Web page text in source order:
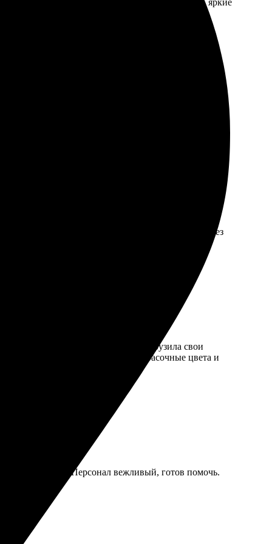
Качество печати на высшем уровне, яркие
и быстро. Получил готовые футболки через
на сайте, потом оформила заказ. Доставили через
выбрала нужный размер и загрузила свои
удовлетворена качеством. Красочные цвета и
и качественно. Персонал вежливый, готов помочь.